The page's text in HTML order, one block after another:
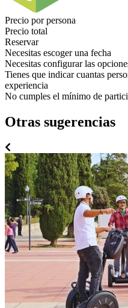
Precio por persona
Precio total
Reservar
Necesitas escoger una fecha
Necesitas configurar las
Tienes que indicar cuantas
experiencia
No cumples el mínimo de
Otras sugerencias